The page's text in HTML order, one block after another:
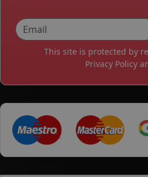
This site is protected by
Privacy Policy